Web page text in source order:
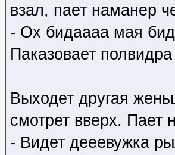
взал, пает наманер
- Ох бидаааа мая
Паказовает
Выходет другая
смотрет вверх. Пает
- Видет дееевужка